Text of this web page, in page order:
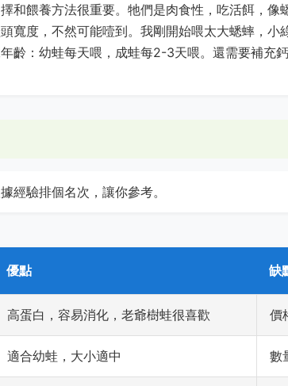
和餵養方法很重要。牠們是肉食性，吃活餌，像
寬度，不然可能噎到。我剛開始喂太大蟋蟀，小
齡：幼蛙每天喂，成蛙每2-3天喂。還需要補充
經驗排個名次，讓你參考。
優點 缺
高蛋白，容易消化，老爺樹蛙很喜歡 價
適合幼蛙，大小適中 數